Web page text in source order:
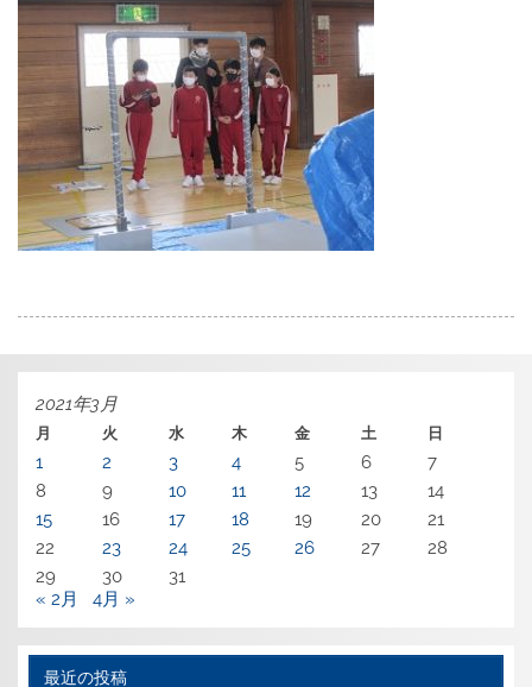
2021年3月
月 火 水 木 金 土 日
1 2 3 4 5 6
7
8
9 10 11 12 13
14
15
16 17 18 19 20
21
22
23 24 25 26 27
28
29
30
31
« 2月
4月 »
最近の投稿